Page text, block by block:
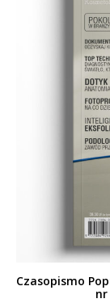
Czasopismo
nr